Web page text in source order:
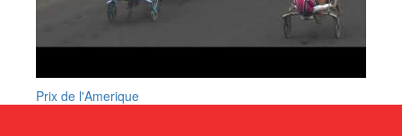
Prix de l'Amerique